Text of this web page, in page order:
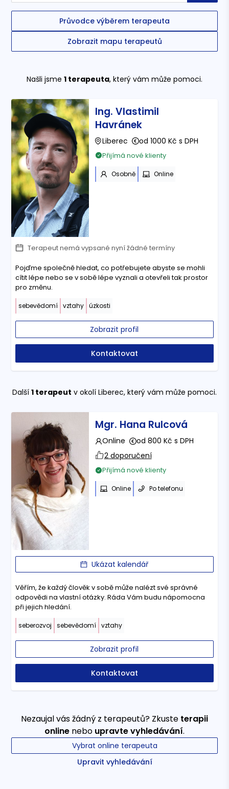
Průvodce výběrem terapeuta
Zobrazit mapu terapeutů
Našli jsme 1 terapeuta, který vám může pomoci.
Ing. Vlastimil
Havránek
Liberec od 1000 Kč s DPH
Přijímá nové klienty
Osobně Online
Terapeut nemá vypsané nyní žádné termíny
Pojďme společně hledat, co potřebujete abyste se mohli
cítit lépe nebo se v sobě lépe vyznali a otevřeli tak prostor
pro změnu.
sebevědomí vztahy úzkosti
Zobrazit profil
Kontaktovat
Další 1 terapeut v okolí Liberec, který vám může pomoci.
Mgr. Hana Rulcová
Online
od 800 Kč s DPH
2 doporučení
Přijímá nové klienty
Online Po telefonu
Ukázat kalendář
Věřím, že každý člověk v sobě může nalézt své správné
odpovědi na vlastní otázky. Ráda Vám budu nápomocna
při jejich hledání.
seberozvoj sebevědomí vztahy
Zobrazit profil
Kontaktovat
Nezaujal vás žádný z terapeutů? Zkuste terapii
online nebo upravte vyhledávání.
Vybrat online terapeuta
Upravit vyhledávání